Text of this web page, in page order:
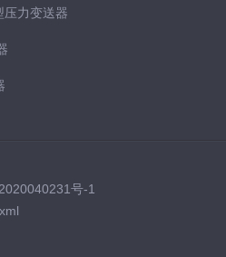
压力变送器
号-1